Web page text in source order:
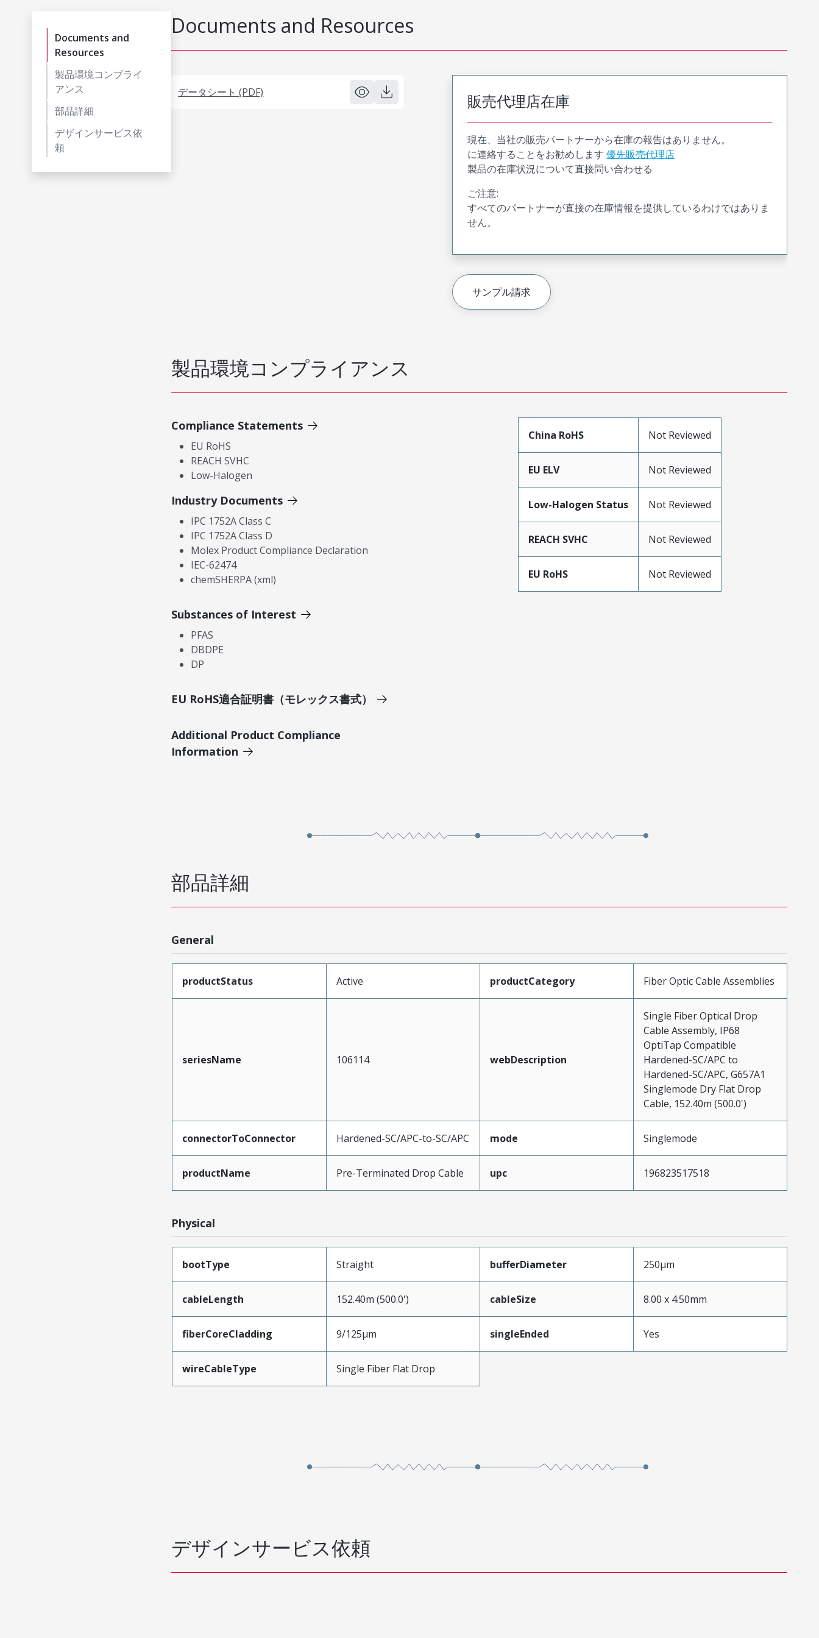
Documents and
Resources
製品環境コンプライ
アンス
部品詳細
デザインサービス依
頼
Documents and Resources
データシート (PDF) 販売代理店在庫
現在、当社の販売パートナーから在庫の報告はありません。
に連絡することをお勧めします 優先販売代理店
製品の在庫状況について直接問い合わせる
ご注意:
すべてのパートナーが直接の在庫情報を提供しているわけではありま
せん。
サンプル請求
製品環境コンプライアンス
Compliance Statements
EU RoHS
REACH SVHC
Low-Halogen
Industry Documents
IPC 1752A Class C
IPC 1752A Class D
Molex Product Compliance Declaration
IEC-62474
chemSHERPA (xml)
Substances of Interest
PFAS
DBDPE
DP
EU RoHS適合証明書（モレックス書式）
Additional Product Compliance
Information
China RoHS Not Reviewed
EU ELV Not Reviewed
Low-Halogen Status Not Reviewed
REACH SVHC Not Reviewed
EU RoHS Not Reviewed
部品詳細
General
productStatus Active productCategory Fiber Optic Cable Assemblies
seriesName 106114 webDescription
Single Fiber Optical Drop
Cable Assembly, IP68
OptiTap Compatible
Hardened-SC/APC to
Hardened-SC/APC, G657A1
Singlemode Dry Flat Drop
Cable, 152.40m (500.0')
connectorToConnector Hardened-SC/APC-to-SC/APC mode Singlemode
productName Pre-Terminated Drop Cable upc 196823517518
Physical
bootType Straight bufferDiameter 250µm
cableLength 152.40m (500.0') cableSize 8.00 x 4.50mm
fiberCoreCladding 9/125µm singleEnded Yes
wireCableType Single Fiber Flat Drop
デザインサービス依頼